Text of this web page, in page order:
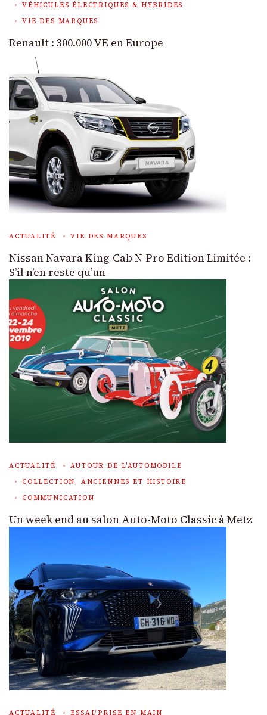
VÉHICULES ÉLECTRIQUES & HYBRIDES
VIE DES MARQUES
Renault : 300.000 VE en Europe
ACTUALITÉ VIE DES MARQUES
Nissan Navara King-Cab N-Pro Edition Limitée :
S’il n’en reste qu’un
ACTUALITÉ
AUTOUR DE L'AUTOMOBILE
COLLECTION, ANCIENNES ET HISTOIRE
COMMUNICATION
Un week end au salon Auto-Moto Classic à Metz
ACTUALITÉ ESSAI/PRISE EN MAIN